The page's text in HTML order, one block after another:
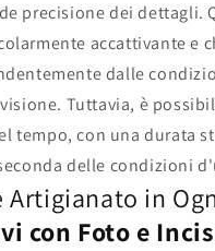
precisione dei dettagli.
accattivante e
dalle
Tuttavia, è
tempo, con una durata
delle condizioni
Artigianato in
con Foto e